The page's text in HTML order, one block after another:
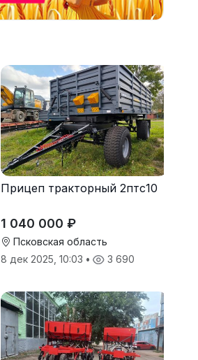
Прицеп тракторный 2птс10
1 040 000 ₽
Псковская область
8 дек 2025, 10:03 • 3 690